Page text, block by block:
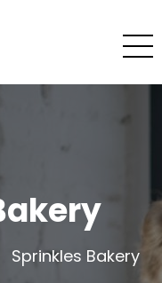
Sprinkles Bakery